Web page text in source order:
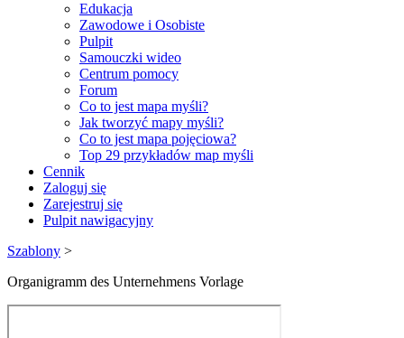
Edukacja
Zawodowe i Osobiste
Pulpit
Samouczki wideo
Centrum pomocy
Forum
Co to jest mapa myśli?
Jak tworzyć mapy myśli?
Co to jest mapa pojęciowa?
Top 29 przykładów map myśli
Cennik
Zaloguj się
Zarejestruj się
Pulpit nawigacyjny
Szablony >
Organigramm des Unternehmens Vorlage